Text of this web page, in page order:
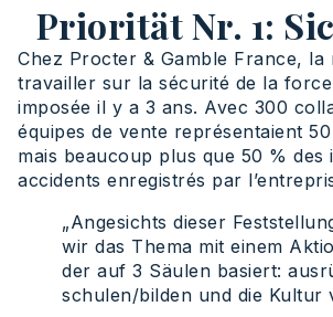
Priorität Nr. 1:
Chez Procter & Gamble France, la
travailler sur la sécurité de la force
imposée il y a 3 ans. Avec 300
équipes de vente représentaient
mais beaucoup plus que 50 % des
accidents enregistrés par
„Angesichts dieser
wir das Thema mit einem
der auf 3 Säulen basiert:
schulen/bilden und die Kultur